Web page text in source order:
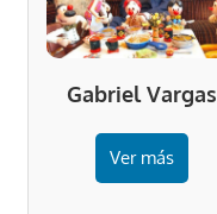
Gabriel Vargas
Ver más